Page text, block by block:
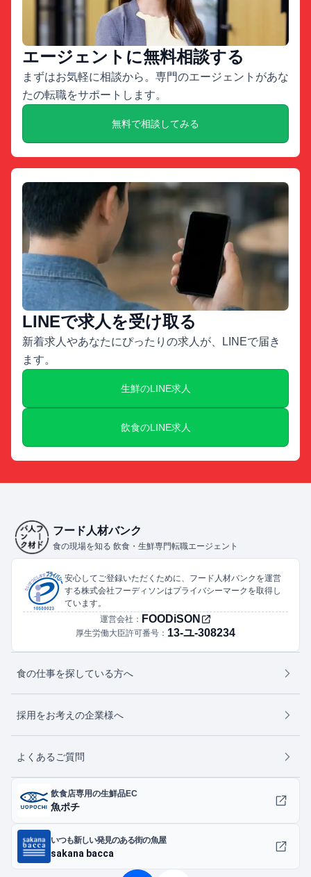
エージェントに無料相談する
まずはお気軽に相談から。専門のエージェントがあな
たの転職をサポートします。
無料で相談してみる
LINEで求人を受け取る
新着求人やあなたにぴったりの求人が、LINEで届き
ます。
生鮮のLINE求人
飲食のLINE求人
フード人材バンク
食の現場を知る 飲食・生鮮専門転職エージェント
安心してご登録いただくために、フード人材バンクを運営
する株式会社フーディソンはプライバシーマークを取得し
ています。
運営会社： FOODiSON
厚生労働大臣許可番号： 13-ユ-308234
食の仕事を探している方へ
採用をお考えの企業様へ
よくあるご質問
飲食店専用の生鮮品EC
魚ポチ
いつも新しい発見のある街の魚屋
sakana bacca